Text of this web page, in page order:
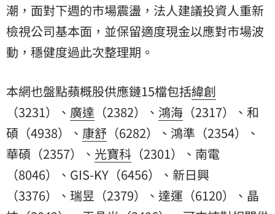
潮，面對下週的市場震盪，法人建議投資人重新
檢視公司基本面，並保留適度現金以應對市場波
動，穩健度過此次整理期。
本網也盤點蘋概股供應鏈15檔包括緯創
（3231）、 廣達 （2382）、 鴻海 （2317）、和
碩（4938）、 康舒 （6282）、鴻準（2354）、
華碩 （2357）、 光寶科 （2301）、南電
（8046）、GIS-KY（6456）、新日興
（3376）、瑞昱（2379）、達運（6120）、晶